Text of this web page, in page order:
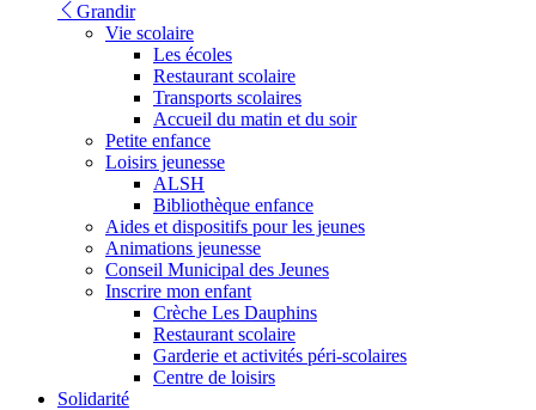
Grandir
Vie scolaire
Les écoles
Restaurant scolaire
Transports scolaires
Accueil du matin et du soir
Petite enfance
Loisirs jeunesse
ALSH
Bibliothèque enfance
Aides et dispositifs pour les jeunes
Animations jeunesse
Conseil Municipal des Jeunes
Inscrire mon enfant
Crèche Les Dauphins
Restaurant scolaire
Garderie et activités péri-scolaires
Centre de loisirs
Solidarité